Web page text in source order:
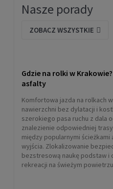
Nasze porady
ZOBACZ WSZYSTKIE
Gdzie na rolki w
asfalty
Komfortowa jazda na rolkach
nawierzchni bez dylatacji i
szerokiego pasa ruchu z dala
znalezienie odpowiedniej
między popularnymi
wyjścia. Zlokalizowanie
bezstresową naukę podstaw i
rekreacji na świeżym